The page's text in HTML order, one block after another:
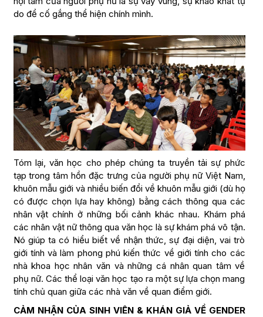
do để cố gắng thể hiện chính mình.
Tóm lại, văn học cho phép chúng ta truyền tải sự phức
tạp trong tâm hồn đặc trưng của người phụ nữ Việt Nam,
khuôn mẫu giới và nhiều biến đổi về khuôn mẫu giới (dù họ
có được chọn lựa hay không) bằng cách thông qua các
nhân vật chính ở những bối cảnh khác nhau. Khám phá
các nhân vật nữ thông qua văn học là sự khám phá vô tận.
Nó giúp ta có hiểu biết về nhận thức, sự đại diện, vai trò
giới tính và làm phong phú kiến thức về giới tính cho các
nhà khoa học nhân văn và những cá nhân quan tâm về
phụ nữ. Các thể loại văn học tạo ra một sự lựa chọn mang
tính chủ quan giữa các nhà văn về quan điểm giới.
CẢM NHẬN CỦA SINH VIÊN & KHÁN GIẢ VỀ GENDER